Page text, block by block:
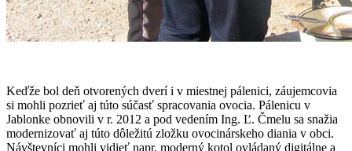
Keďže bol deň otvorených dverí i v miestnej pálenici, záujemcovia
si mohli pozrieť aj túto súčasť spracovania ovocia. Pálenicu v
Jablonke obnovili v r. 2012 a pod vedením Ing. Ľ. Čmelu sa snažia
modernizovať aj túto dôležitú zložku ovocinárskeho diania v obci.
Návštevníci mohli vidieť napr. moderný kotol ovládaný digitálne a